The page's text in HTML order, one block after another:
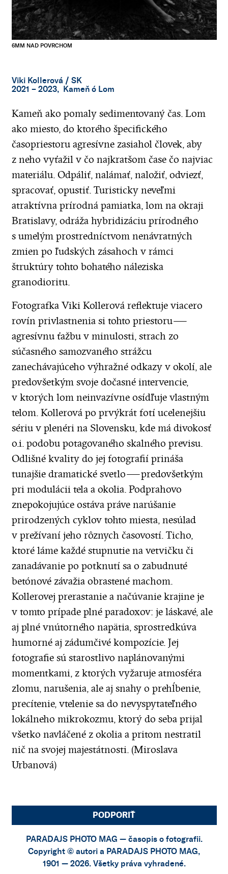
6MM NAD POVRCHOM
Viki Kollerová / SK
2021 – 2023, Kameň ó Lom
Kameň ako pomaly sedimentovaný čas. Lom
ako miesto, do ktorého špecifického
časopriestoru agresívne zasiahol človek, aby
z neho vyťažil v čo najkratšom čase čo najviac
materiálu. Odpáliť, nalámať, naložiť, odviezť,
spracovať, opustiť. Turisticky neveľmi
atraktívna prírodná pamiatka, lom na okraji
Bratislavy, odráža hybridizáciu prírodného
s umelým prostredníctvom nenávratných
zmien po ľudských zásahoch v rámci
štruktúry tohto bohatého náleziska
granodioritu.
Fotografka Viki Kollerová reflektuje viacero
rovín privlastnenia si tohto priestoru —
agresívnu ťažbu v minulosti, strach zo
súčasného samozvaného strážcu
zanechávajúceho výhražné odkazy v okolí, ale
predovšetkým svoje dočasné intervencie,
v ktorých lom neinvazívne osídľuje vlastným
telom. Kollerová po prvýkrát fotí ucelenejšiu
sériu v plenéri na Slovensku, kde má divokosť
o.i. podobu potagovaného skalného previsu.
Odlišné kvality do jej fotografií prináša
tunajšie dramatické svetlo — predovšetkým
pri modulácii tela a okolia. Podprahovo
znepokojujúce ostáva práve narúšanie
prirodzených cyklov tohto miesta, nesúlad
v prežívaní jeho rôznych časovostí. Ticho,
ktoré láme každé stupnutie na vetvičku či
zanadávanie po potknutí sa o zabudnuté
betónové závažia obrastené machom.
Kollerovej prerastanie a načúvanie krajine je
v tomto prípade plné paradoxov: je láskavé, ale
aj plné vnútorného napätia, sprostredkúva
humorné aj zádumčivé kompozície. Jej
fotografie sú starostlivo naplánovanými
momentkami, z ktorých vyžaruje atmosféra
zlomu, narušenia, ale aj snahy o prehĺbenie,
precítenie, vtelenie sa do nevyspytateľného
lokálneho mikrokozmu, ktorý do seba prijal
všetko navláčené z okolia a pritom nestratil
nič na svojej majestátnosti. (Miroslava
Urbanová)
PODPORIŤ
PARADAJS PHOTO MAG — časopis o fotografii.
Copyright © autori a PARADAJS PHOTO MAG,
1901 — 2026. Všetky práva vyhradené.